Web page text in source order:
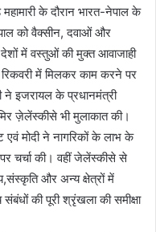
के दौरान भारत-नेपाल के
को वैक्सीन, दवाओं और
में वस्तुओं की मुक्त आवाजाही
रिकवरी में मिलकर काम करने पर
ने इजरायल के प्रधानमंत्री
ज़ेलेंस्कीसे भी मुलाकात की।
मोदी ने नागरिकों के लाभ के
चर्चा की। वहीं जेलेंस्कीसे से
और अन्य क्षेत्रों में
की पूरी श्रृंखला की समीक्षा